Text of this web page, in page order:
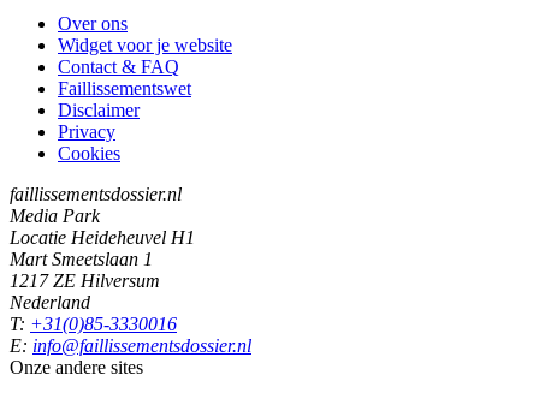
Over ons
Widget voor je website
Contact & FAQ
Faillissementswet
Disclaimer
Privacy
Cookies
faillissementsdossier.nl
Media Park
Locatie Heideheuvel H1
Mart Smeetslaan 1
1217 ZE Hilversum
Nederland
T: +31(0)85-3330016
E: info@faillissementsdossier.nl
Onze andere sites